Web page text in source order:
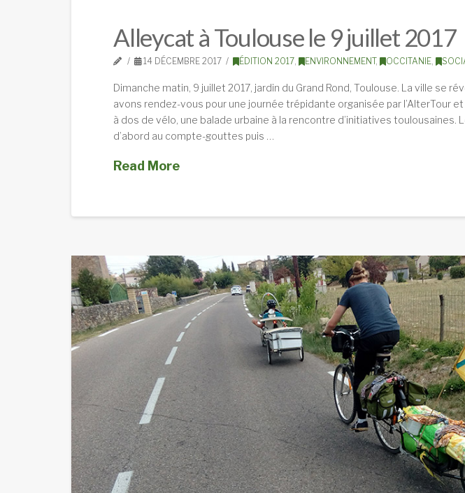
Alleycat à Toulouse le 9 juillet 2017
14 DÉCEMBRE 2017 ÉDITION 2017, ENVIRONNEMENT, OCCITANIE,
Dimanche matin, 9 juillet 2017, jardin du Grand Rond, Toulouse. La ville se
avons rendez-vous pour une journée trépidante organisée par l’AlterTour et
à dos de vélo, une balade urbaine à la rencontre d’initiatives toulousaines.
d’abord au compte-gouttes puis …
Read More